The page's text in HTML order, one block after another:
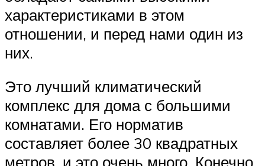
характеристиками в этом
отношении, и перед нами один из
них.
Это лучший климатический
комплекс для дома с большими
комнатами. Его норматив
составляет более 30 квадратных
метров, и это очень много. Конечно,